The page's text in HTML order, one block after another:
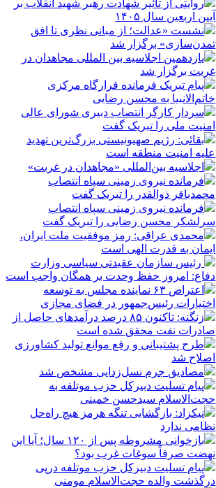
روایتی از تاثیر شهادت رهبر شهید انقلاب بر
آیین اربعین سال ۱۴۰۵
نشست «عدالت؛ از مبانی نظری تا افق
تمدن‌سازی» برگزار شد
یازدهمین اجلاسیه بین المللی مجاهدان در
غربت برگزار شد
پیام تبریک فرمانده قرارگاه مرکزی
خاتم‌الانبیا به محسن رضایی
سردار کارگر انتصاب دبیری شورای عالی
امنیت ملی را تبریک گفت
بقائی: رژیم صهیونیستی بزرگ‌ترین تهدید
علیه امنیت منطقه است
اجلاسیه بین‌المللی «مجاهدان در غربت»
فرمانده نیروی زمینی سپاه انتصاب
محمدباقر ذوالقدر را تبریک گفت
فرمانده نیروی زمینی سپاه انتصاب
سرلشکر محسن رضایی را تبریک گفت
محمدی عراقی: رمز موفقیت ملت ایران،
ایمان به قدرت الهی است
رئیس سازمان عقیدتی سیاسی وزارت
دفاع: امروز حفظ وحدت بر همگان واجب است
اعتراض ۶۳ نماینده مجلس به توسعه
اختیارات رئیس‌جمهور در فضای مجازی
زنگنه: تاکنون ۸۵ درصد درآمدهای حاصل از
صادرات نفت محقق شده است
طرح پشتیبانی و رفع موانع تولید کشاورزی
اصلاح شد
مصادیق جرم نسل‌زدایی مشخص شد
پیام تسلیت دبیرکل حزب موتلفه به
حجت‌الاسلام سیدحسن خمینی
نیکزاد: بازگشایی تنگه هرمز هیچ راه‌حل
نظامی ندارد
بازخوانی مشروطه پس از ۱۲۰ سال؛ آیا این
نهضت صرفاً سوغات غرب بود؟
پیام تسلیت دبیرکل حزب موتلفه درپی
درگذشت والده حجت‌الاسلام مومنی